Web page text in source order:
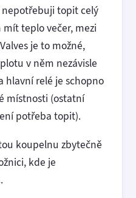
topit celý
teplo večer, mezi
je to možné,
v něm nezávisle
hlavní relé je schopno
místnosti (ostatní
potřeba topit).
koupelnu zbytečně
kde je